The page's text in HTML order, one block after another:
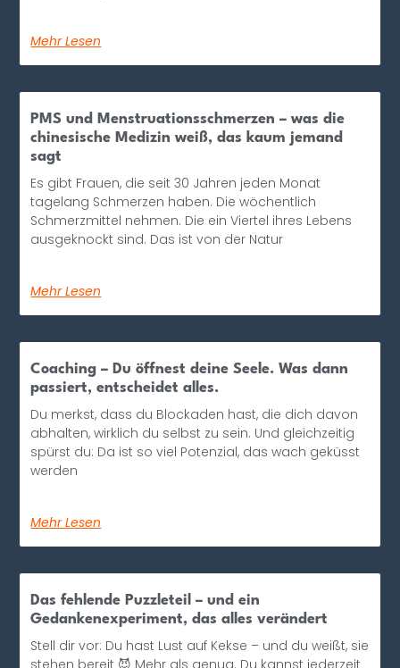
Mehr Lesen
PMS und Menstruationsschmerzen – was die
chinesische Medizin weiß, das kaum jemand
sagt
Es gibt Frauen, die seit 30 Jahren jeden Monat
tagelang Schmerzen haben. Die wöchentlich
Schmerzmittel nehmen. Die ein Viertel ihres Lebens
ausgeknockt sind. Das ist von der Natur
Mehr Lesen
Coaching – Du öffnest deine Seele. Was dann
passiert, entscheidet alles.
Du merkst, dass du Blockaden hast, die dich davon
abhalten, wirklich du selbst zu sein. Und gleichzeitig
spürst du: Da ist so viel Potenzial, das wach geküsst
werden
Mehr Lesen
Das fehlende Puzzleteil – und ein
Gedankenexperiment, das alles verändert
Stell dir vor: Du hast Lust auf Kekse – und du weißt, sie